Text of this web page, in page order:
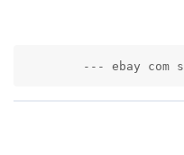
--- ebay